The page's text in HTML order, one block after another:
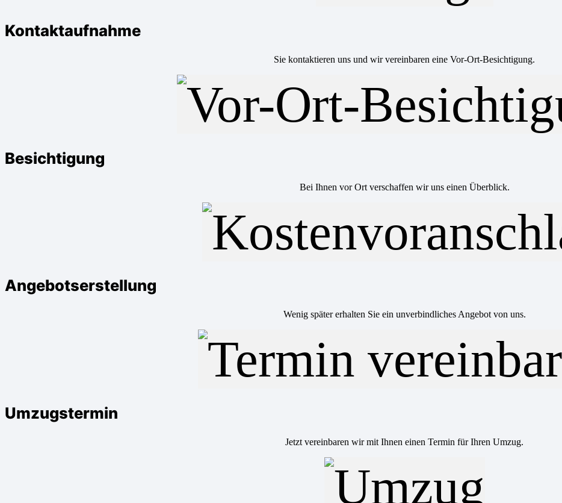
Kontaktaufnahme
Sie kontaktieren uns und wir vereinbaren eine Vor-Ort-Besichtigung.
Besichtigung
Bei Ihnen vor Ort verschaffen wir uns einen Überblick.
Angebotserstellung
Wenig später erhalten Sie ein unverbindliches Angebot von uns.
Umzugstermin
Jetzt vereinbaren wir mit Ihnen einen Termin für Ihren Umzug.